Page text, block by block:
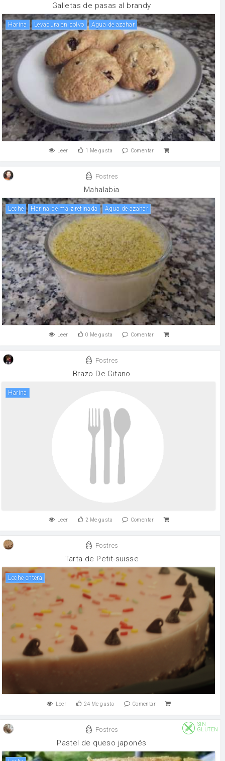
Galletas de pasas al brandy
harina levadura en polvo Agua de azahar
Leer 1 Me gusta Comentar
Postres
Mahalabia
leche Harina de maíz refinada Agua de azahar
Leer 0 Me gusta Comentar
Postres
Brazo De Gitano
harina
Leer 2 Me gusta Comentar
Postres
Tarta de Petit-suisse
leche entera
Leer 24 Me gusta Comentar
Postres
SIN
GLUTEN
Pastel de queso japonés